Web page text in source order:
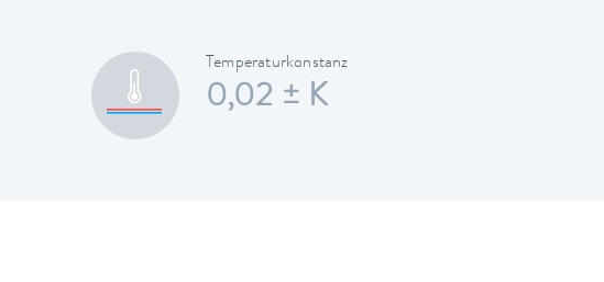
Temperaturkonstanz
0,02 ± K